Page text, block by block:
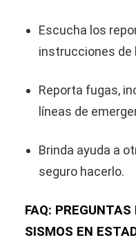
Escucha los
instrucciones de
Reporta fugas,
líneas de
Brinda ayuda a
seguro hacerlo.
FAQ: PREGUNTAS
SISMOS EN